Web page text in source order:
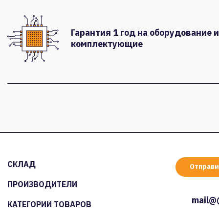
Гарантия 1 год на оборудование и
комплектующие
СКЛАД
ПРОИЗВОДИТЕЛИ
КАТЕГОРИИ ТОВАРОВ